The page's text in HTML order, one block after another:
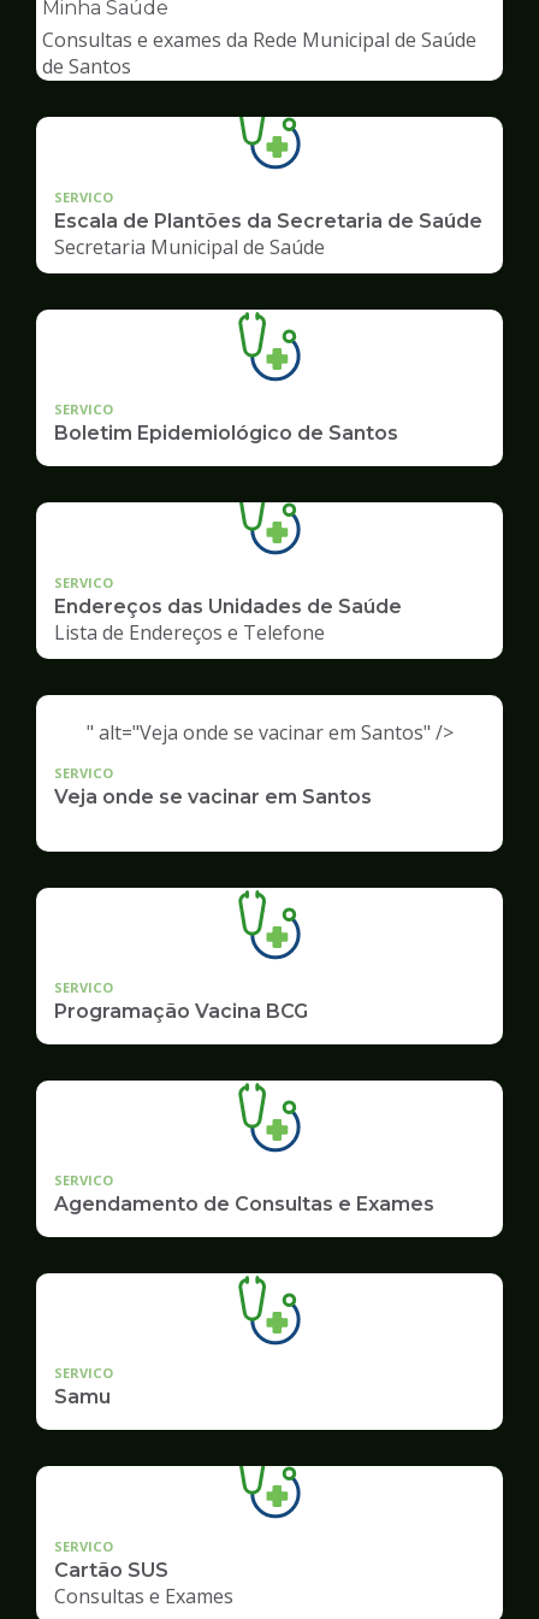
de
Saúde
Minha Saúde
Consultas e exames da Rede Municipal de Saúde
de Santos
SERVICO
Escala de Plantões da Secretaria de Saúde
Secretaria Municipal de Saúde
SERVICO
Boletim Epidemiológico de Santos
SERVICO
Endereços das Unidades de Saúde
Lista de Endereços e Telefone
" alt="Veja onde se vacinar em Santos" />
SERVICO
Veja onde se vacinar em Santos
SERVICO
Programação Vacina BCG
SERVICO
Agendamento de Consultas e Exames
SERVICO
Samu
SERVICO
Cartão SUS
Consultas e Exames